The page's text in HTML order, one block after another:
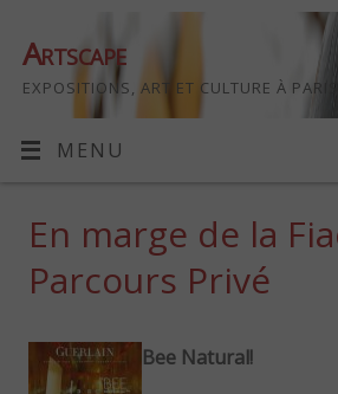
Artscape
EXPOSITIONS, ART ET CULTURE À PARIS
MENU
En marge de la
Parcours Privé
Bee Natural!